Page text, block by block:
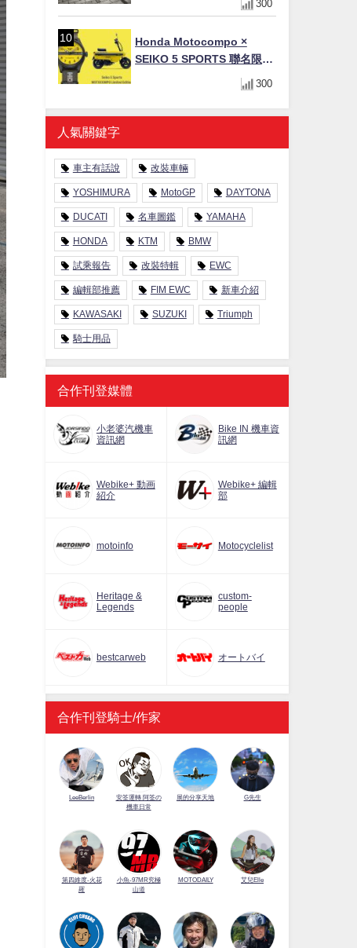
後避震、HONDA頭燈整流罩
300
Honda Motocompo ×
SEIKO 5 SPORTS 聯名限量
錶登場！重現黃色車身、油
300
人氣關鍵字
車主有話說 改裝車輛
YOSHIMURA MotoGP DAYTONA
DUCATI 名車圖鑑 YAMAHA
HONDA KTM BMW
試乘報告 改裝特輯 EWC
編輯部推薦 FIM EWC 新車介紹
KAWASAKI SUZUKI Triumph
騎士用品
合作刊登媒體
小老婆汽機車
資訊網
Bike IN 機車資
訊網
Webike+ 動画
紹介
Webike+ 編輯
部
motoinfo Motocyclelist
Heritage &
Legends
custom-
people
bestcarweb オートバイ
合作刊登騎士/作家
LeeBerlin
安筌運轉 阿筌の
機車日常
展的分享天地 G先生
第四維度-火花
羅
小魚-97MR究極
山道
MOTODAILY 艾兒Elle